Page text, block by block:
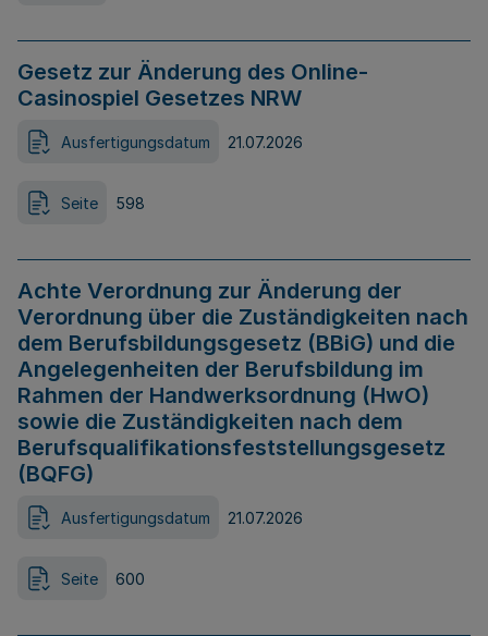
Gesetz zur Änderung des Online-
Casinospiel Gesetzes NRW
Ausfertigungsdatum 21.07.2026
Seite 598
Achte Verordnung zur Änderung der
Verordnung über die Zuständigkeiten nach
dem Berufsbildungsgesetz (BBiG) und die
Angelegenheiten der Berufsbildung im
Rahmen der Handwerksordnung (HwO)
sowie die Zuständigkeiten nach dem
Berufsqualifikationsfeststellungsgesetz
(BQFG)
Ausfertigungsdatum 21.07.2026
Seite 600